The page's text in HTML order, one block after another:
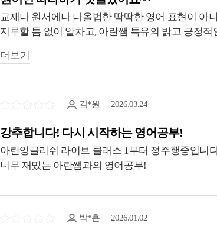
교재나 원서에나 나올법한 딱딱한 영어 표현이 아
지루할 틈 없이 알차고, 아란쌤 특유의 밝고 긍정
더보기
김*원 2026.03.24
강추합니다! 다시 시작하는 영어공부!
아란잉글리쉬 라이브 클래스 1부터 정주행중입니
너무 재밌는 아란쌤과의 영어공부!
박*훈 2026.01.02